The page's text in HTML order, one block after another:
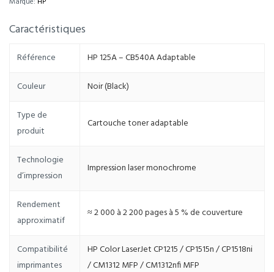
Caractéristiques
Référence HP 125A – CB540A Adaptable
Couleur Noir (Black)
Type de
produit
Cartouche toner adaptable
Technologie
d’impression
Impression laser monochrome
Rendement
approximatif
≈ 2 000 à 2 200 pages à 5 % de couverture
Compatibilité
imprimantes
HP Color LaserJet CP1215 / CP1515n / CP1518ni
/ CM1312 MFP / CM1312nfi MFP